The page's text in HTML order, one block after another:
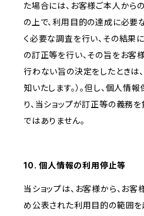
た場合には、お客様ご本人から
の上で、利用目的の達成に必要
く必要な調査を行い、その結果
の訂正等を行い、その旨をお客
行わない旨の決定をしたときは
知いたします。）。但し、個人情
り、当ショップが訂正等の義務
ではありません。
10. 個人情報の利用停止等
当ショップは、お客様から、お
め公表された利用目的の範囲を